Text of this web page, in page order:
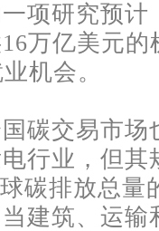
项研究预计
万亿美元的
机会。
碳交易市场
行业，但其
碳排放总量
建筑、运输